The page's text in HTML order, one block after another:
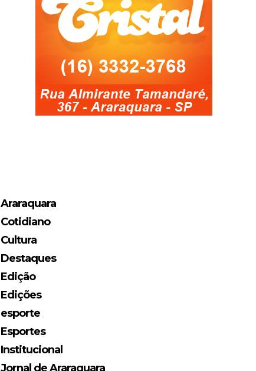
Araraquara
Cotidiano
Cultura
Destaques
Edição
Edições
esporte
Esportes
Institucional
Jornal de Araraquara